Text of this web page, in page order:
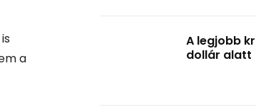
a
A legjobb
dollár alatt